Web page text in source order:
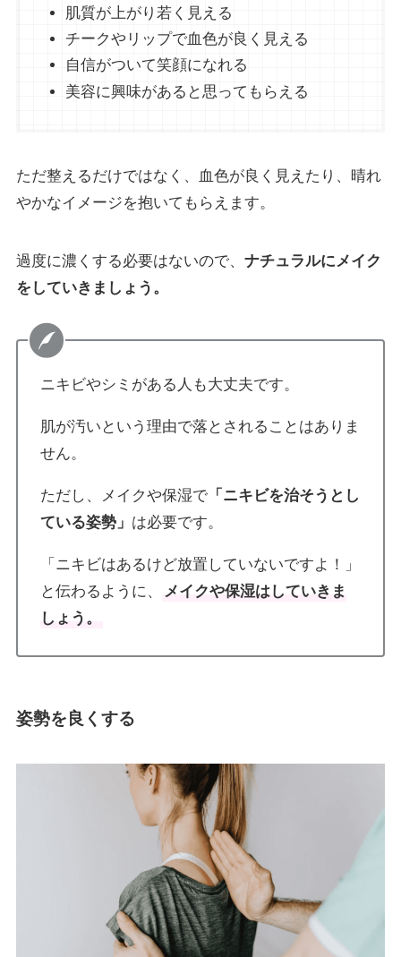
肌質が上がり若く見える
チークやリップで血色が良く見える
自信がついて笑顔になれる
美容に興味があると思ってもらえる
ただ整えるだけではなく、血色が良く見えたり、晴れ
やかなイメージを抱いてもらえます。
過度に濃くする必要はないので、 ナチュラルにメイク
をしていきましょう。
ニキビやシミがある人も大丈夫です。
肌が汚いという理由で落とされることはありま
せん。
ただし、メイクや保湿で 「ニキビを治そうとし
ている姿勢」 は必要です。
「ニキビはあるけど放置していないですよ！」
と伝わるように、
メイクや保湿はしていきま
しょう。
姿勢を良くする